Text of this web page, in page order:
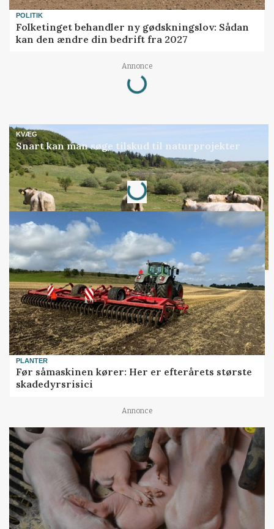
POLITIK
Folketinget behandler ny gødskningslov: Sådan
kan den ændre din bedrift fra 2027
Annonce
Loading...
KVÆG
Snart kan man søge tilskud til naturprojekter
Annonce
Loading...
PLANTER
Før såmaskinen kører: Her er efterårets største
skadedyrsrisici
Annonce